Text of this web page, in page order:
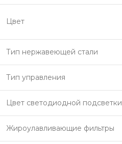
Цвет
Тип нержавеющей стали
Тип управления
Цвет светодиодной подсветки
Жироулавливающие фильтры